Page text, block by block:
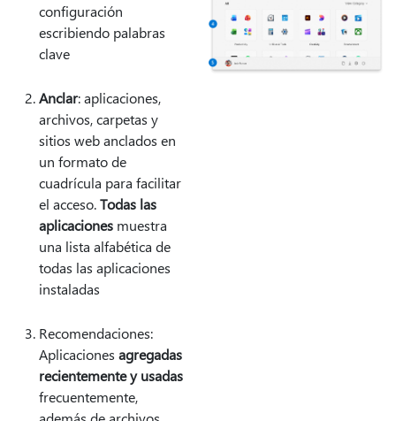
configuración
escribiendo palabras
clave
Anclar: aplicaciones,
archivos, carpetas y
sitios web anclados en
un formato de
cuadrícula para facilitar
el acceso.Todas las
aplicaciones muestra
una lista alfabética de
todas las aplicaciones
instaladas
Recomendaciones:
Aplicaciones agregadas
recientemente y usadas
frecuentemente,